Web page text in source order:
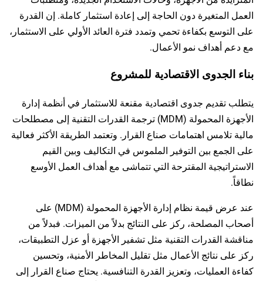
العمل المتغيرة دون الحاجة إلى إعادة استثمار كاملة. إن القدرة
على التوسع بكفاءة تحمي وتمدد فترة العائد الأولي على الاستثمار،
مع دعم أهداف نمو الأعمال.
بناء الجدوى الاقتصادية للمشروع
يتطلب تقديم جدوى اقتصادية مقنعة للاستثمار في أنظمة إدارة
الأجهزة المحمولة (MDM) ترجمة القدرات التقنية إلى مصطلحات
مالية تلامس اهتمامات صناع القرار. وتعتمد الطريقة الأكثر فعالية
على الجمع بين التوفير الملموس في التكاليف وبين القيم
الاستراتيجية المقترحة التي تتماشى مع أهداف العمل الأوسع
نطاقاً.
عند عرض قيمة نظام إدارة الأجهزة المحمولة (MDM) على
أصحاب المصلحة، ركز على النتائج بدلاً من الميزات. فبدلاً من
مناقشة القدرات التقنية مثل تشفير الأجهزة أو عزل التطبيقات،
ركز على نتائج الأعمال مثل تقليل المخاطر الأمنية، وتحسين
كفاءة العمليات، وتعزيز القدرة التنافسية. يحتاج صناع القرار إلى